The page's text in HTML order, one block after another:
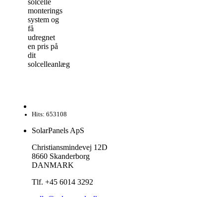
monterings
system og
få
udregnet
en pris på
dit
solcelleanlæg.
Hits: 653108
SolarPanels ApS
Christiansmindevej 12D
8660 Skanderborg
DANMARK
Tlf. +45 6014 3292